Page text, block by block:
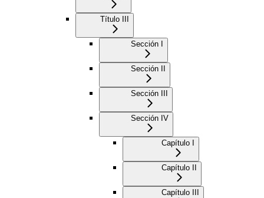
Título III
Sección I
Sección II
Sección III
Sección IV
Capítulo I
Capítulo II
Capítulo III